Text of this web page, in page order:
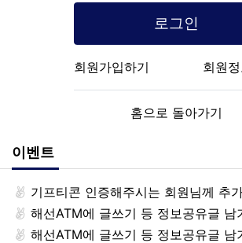
로그인
회원가입하기 회원
홈으로 돌아가기
이벤트
기프티콘 인증해주시는 회원님께 추가 포인트
해선ATM에 글쓰기 등 정보공유글 남기고 기프
해선ATM에 글쓰기 등 정보공유글 남기고 기프